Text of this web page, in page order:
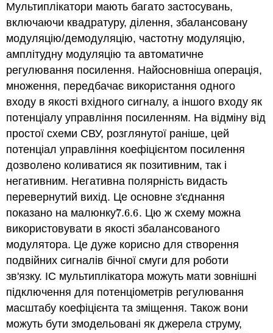
Мультиплікатори мають багато застосувань,
включаючи квадратуру, ділення, збалансовану
модуляцію/демодуляцію, частотну модуляцію,
амплітудну модуляцію та автоматичне
регулювання посилення. Найосновніша операція,
множення, передбачає використання одного
входу в якості вхідного сигналу, а іншого входу як
потенціалу управління посиленням. На відміну від
простої схеми СВУ, розглянутої раніше, цей
потенціал управління коефіцієнтом посилення
дозволено коливатися як позитивним, так і
негативним. Негативна полярність видасть
перевернутий вихід. Це основне з'єднання
показано на малюнку7.6.6
7.6.6. Цю ж схему можна
використовувати в якості збалансованого
модулятора. Це дуже корисно для створення
подвійних сигналів бічної смуги для роботи
зв'язку. ІС мультиплікатора можуть мати зовнішні
підключення для потенціометрів регулювання
масштабу коефіцієнта та зміщення. Також вони
можуть бути змодельовані як джерела струму,